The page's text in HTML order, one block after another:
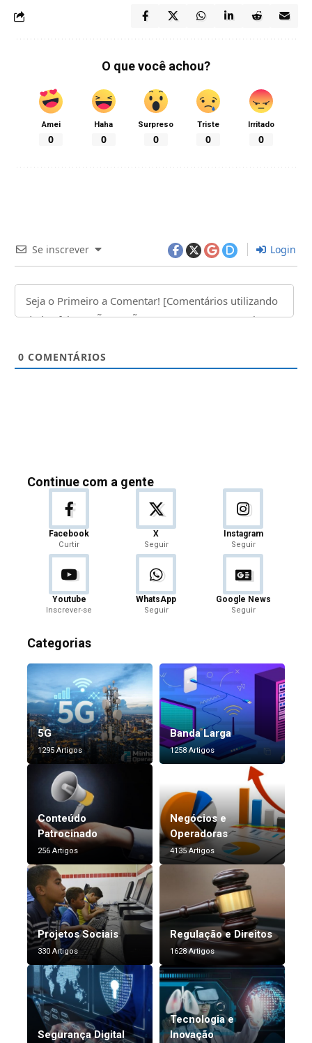
O que você achou?
Amei
0
Haha
0
Surpreso
0
Triste
0
Irritado
0
Se inscrever Login
0 COMENTÁRIOS
Continue com a gente
Facebook
Curtir
X
Seguir
Instagram
Seguir
Youtube
Inscrever-se
WhatsApp
Seguir
Google News
Seguir
Categorias
5G
1295 Artigos
Banda Larga
1258 Artigos
Conteúdo
Patrocinado
256 Artigos
Negócios e
Operadoras
4135 Artigos
Projetos Sociais
330 Artigos
Regulação e Direitos
1628 Artigos
Segurança Digital
Tecnologia e
Inovação